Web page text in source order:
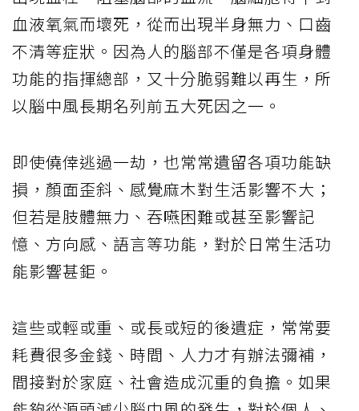
血液氧氣而壞死，從而出現半身無力、口齒
不清等症狀。因為人的腦部不僅是各項身體
功能的指揮總部，又十分脆弱難以再生，所
以腦中風長期名列前五大死因之一。
即使僥倖逃過一劫，也常常遺留各項功能缺
損，顏面歪斜、感覺麻木對生活影響不大；
但若是肢體無力、吞嚥困難或甚至影響記
憶、方向感、語言等功能，對於日常生活功
能影響甚鉅。
這些或輕或重、或長或短的後遺症，常常要
耗費很多金錢、時間、人力才有辦法彌補，
間接對於家庭、社會造成沉重的負擔。如果